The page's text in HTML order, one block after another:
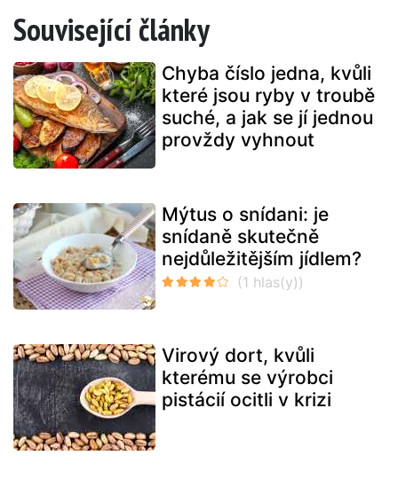
Související články
Chyba číslo jedna, kvůli
které jsou ryby v troubě
suché, a jak se jí jednou
provždy vyhnout
Mýtus o snídani: je
snídaně skutečně
nejdůležitějším jídlem?
Virový dort, kvůli
kterému se výrobci
pistácií ocitli v krizi